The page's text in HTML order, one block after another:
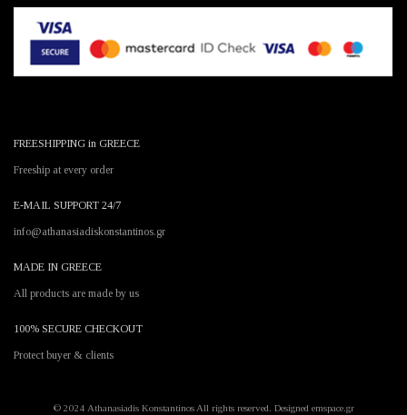
FREESHIPPING in GREECE
Freeship at every order
E-MAIL SUPPORT 24/7
info@athanasiadiskonstantinos.gr
MADE IN GREECE
All products are made by us
100% SECURE CHECKOUT
Protect buyer & clients
© 2024 Athanasiadis Konstantinos All rights reserved. Designed emspace.gr